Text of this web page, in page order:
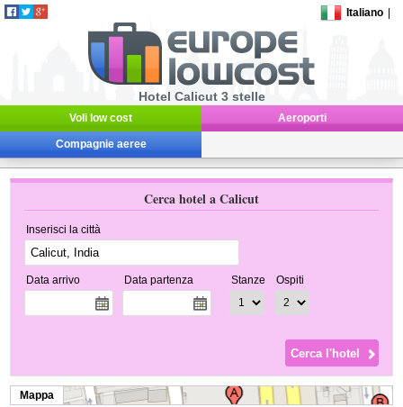
Italiano
Hotel Calicut 3 stelle
Voli low cost Aeroporti
Compagnie aeree
Cerca hotel a Calicut
Inserisci la città
Data arrivo Data partenza Stanze Ospiti
Mappa